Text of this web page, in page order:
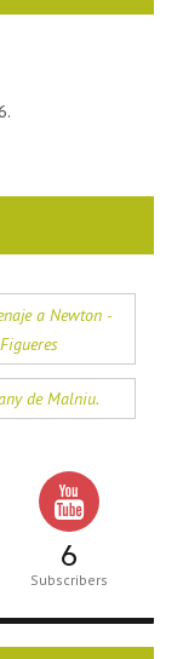
6
Subscribers